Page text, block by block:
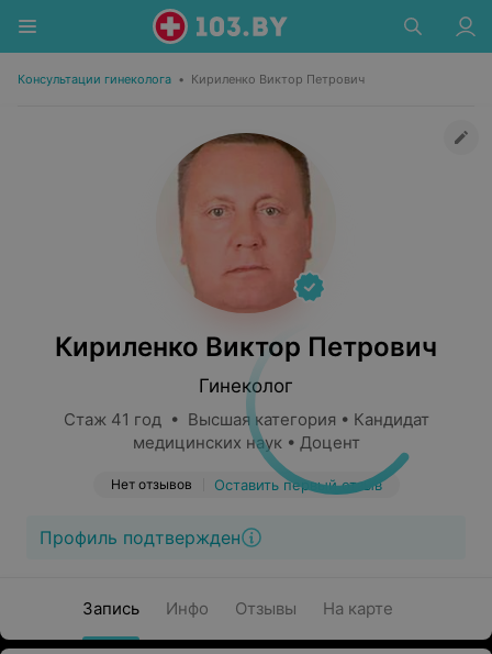
Консультации гинеколога • Кириленко Виктор Петрович
Кириленко Виктор Петрович
Гинеколог
Стаж 41 год • Высшая категория • Кандидат
медицинских наук • Доцент
Нет отзывов Оставить первый отзыв
Профиль подтвержден
Запись Инфо Отзывы На карте